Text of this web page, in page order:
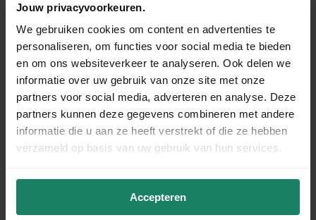
Jouw privacyvoorkeuren.
We gebruiken cookies om content en advertenties te
personaliseren, om functies voor social media te bieden
en om ons websiteverkeer te analyseren. Ook delen we
informatie over uw gebruik van onze site met onze
partners voor social media, adverteren en analyse. Deze
partners kunnen deze gegevens combineren met andere
informatie die u aan ze heeft verstrekt of die ze hebben
verzameld op basis van uw gebruik van hun services.
Accepteren